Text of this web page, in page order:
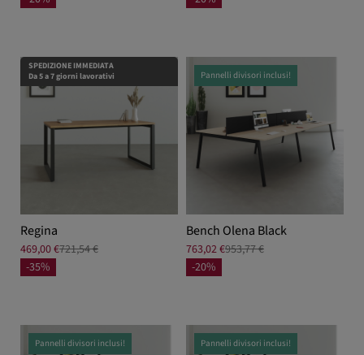
SPEDIZIONE IMMEDIATA
Da 5 a 7 giorni lavorativi
Regina
469,00 €721,54 €
-35%
Pannelli divisori inclusi!
Bench Olena Black
763,02 €953,77 €
-20%
Pannelli divisori inclusi! Pannelli divisori inclusi!